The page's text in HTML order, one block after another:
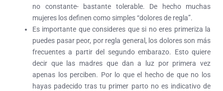
no constante- bastante tolerable. De hecho muchas
mujeres los definen como simples “dolores de regla”.
Es importante que consideres que si no eres primeriza la
puedes pasar peor, por regla general, los dolores son más
frecuentes a partir del segundo embarazo. Esto quiere
decir que las madres que dan a luz por primera vez
apenas los perciben. Por lo que el hecho de que no los
hayas padecido tras tu primer parto no es indicativo de